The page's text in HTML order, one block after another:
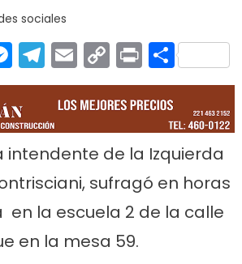
sociales
Messenger
Telegram
EmailCopy
Link
Print
intendente de la Izquierda
sufragó en horas
la escuela 2 de la calle
en la mesa 59.